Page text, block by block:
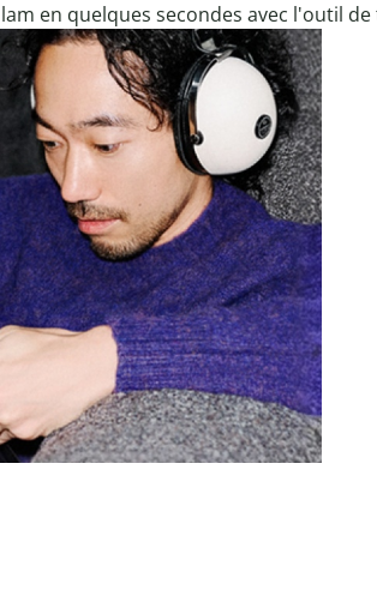
en quelques secondes avec l'outil